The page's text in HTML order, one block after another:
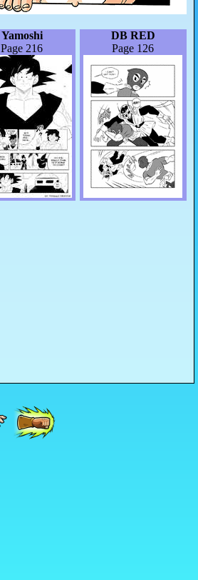
Yamoshi
Page 216
DB RED
Page 126